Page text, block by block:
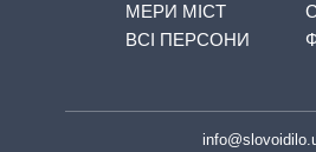
МЕРИ МІСТ
ВСІ ПЕРСОНИ